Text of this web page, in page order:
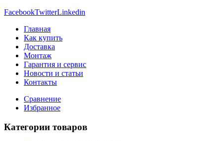
FacebookTwitterLinkedin
Главная
Как купить
Доставка
Монтаж
Гарантия и сервис
Новости и статьи
Контакты
Сравнение
Избранное
Категории товаров